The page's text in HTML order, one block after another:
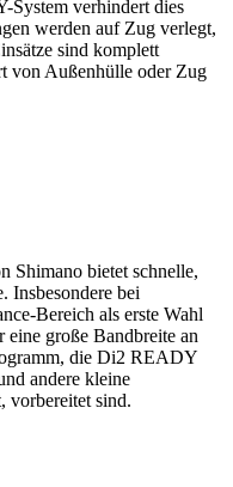
verhindert dies
werden auf Zug verlegt,
sind komplett
von Außenhülle oder Zug
Shimano bietet schnelle,
Insbesondere bei
Bereich als erste Wahl
große Bandbreite an
die Di2 READY
andere kleine
vorbereitet sind.